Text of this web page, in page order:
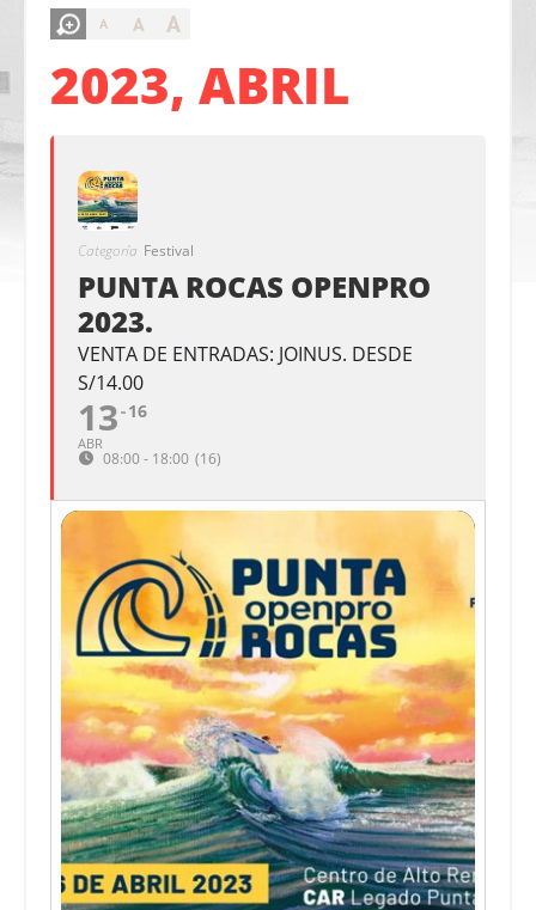
A A A
2023, ABRIL
Categoría Festival
PUNTA ROCAS OPENPRO
2023.
VENTA DE ENTRADAS: JOINUS. DESDE
S/14.00
13
ABR
16
08:00 - 18:00 (16)